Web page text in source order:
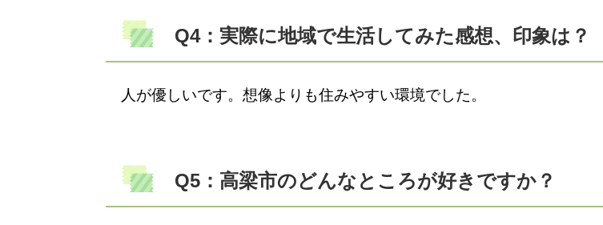
Q4：実際に地域で生活してみた感想、印象は？
人が優しいです。想像よりも住みやすい環境でした。
Q5：高梁市のどんなところが好きですか？